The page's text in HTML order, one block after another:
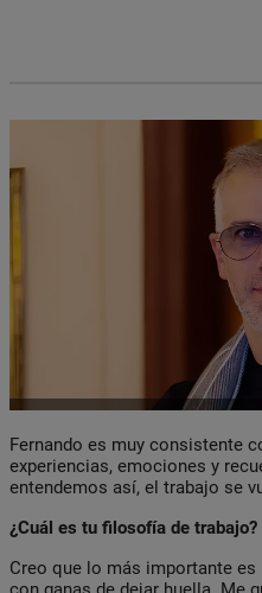
Fernando es muy consistente
experiencias, emociones y
entendemos así, el trabajo se
¿Cuál es tu filosofía de trabajo?
Creo que lo más importante